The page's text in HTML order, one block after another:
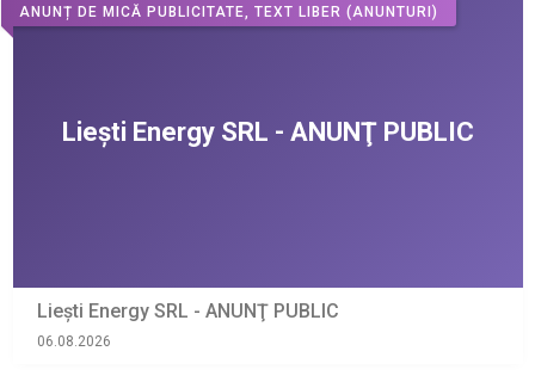
ANUNȚ DE MICĂ PUBLICITATE, TEXT LIBER (ANUNTURI)
Liești Energy SRL - ANUNŢ PUBLIC
06.08.2026